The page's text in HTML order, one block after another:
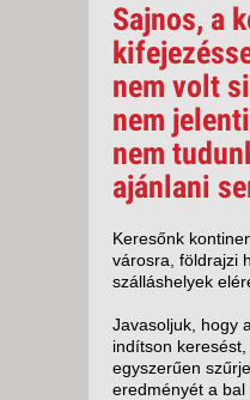
Sajnos, a
nem volt
nem
nem
ajánlani
Keresőnk
városra, földrajzi
szálláshelyek
Javasoljuk, hogy
indítson
egyszerűen
eredményét a